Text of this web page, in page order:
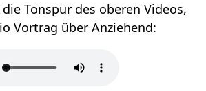
Tonspur des oberen Videos,
also einen Audio Vortrag über Anziehend‏‎: